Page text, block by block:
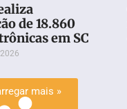
de 18.860
em SC
mais »